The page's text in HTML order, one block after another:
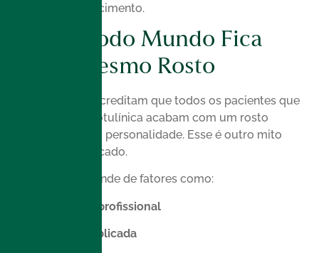
sinais de envelhecimento.
Mito 5: Todo Mundo Fica
com o Mesmo Rosto
Muitas pessoas acreditam que todos os pacientes que
aplicam toxina botulínica acabam com um rosto
padronizado, sem personalidade. Esse é outro mito
comum e equivocado.
O resultado depende de fatores como:
Técnica do profissional
Dosagem aplicada